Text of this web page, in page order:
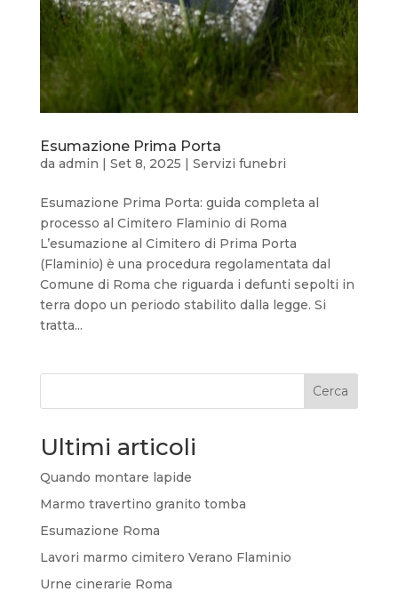
Esumazione Prima Porta
da admin | Set 8, 2025 | Servizi funebri
Esumazione Prima Porta: guida completa al
processo al Cimitero Flaminio di Roma
L’esumazione al Cimitero di Prima Porta
(Flaminio) è una procedura regolamentata dal
Comune di Roma che riguarda i defunti sepolti in
terra dopo un periodo stabilito dalla legge. Si
tratta...
Cerca
Ultimi articoli
Quando montare lapide
Marmo travertino granito tomba
Esumazione Roma
Lavori marmo cimitero Verano Flaminio
Urne cinerarie Roma